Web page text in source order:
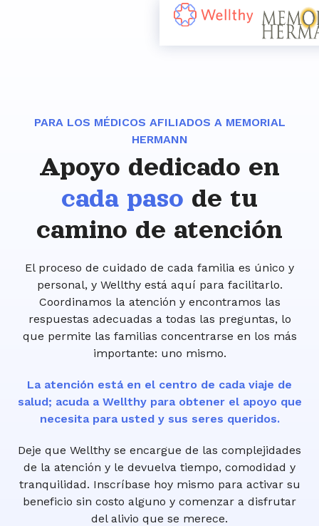
PARA LOS MÉDICOS AFILIADOS A MEMORIAL
HERMANN
Apoyo dedicado en
cada paso de tu
camino de atención
El proceso de cuidado de cada familia es único y
personal, y Wellthy está aquí para facilitarlo.
Coordinamos la atención y encontramos las
respuestas adecuadas a todas las preguntas, lo
que permite las familias concentrarse en los más
importante: uno mismo.
La atención está en el centro de cada viaje de
salud; acuda a Wellthy para obtener el apoyo que
necesita para usted y sus seres queridos.
Deje que Wellthy se encargue de las complejidades
de la atención y le devuelva tiempo, comodidad y
tranquilidad. Inscríbase hoy mismo para activar su
beneficio sin costo alguno y comenzar a disfrutar
del alivio que se merece.